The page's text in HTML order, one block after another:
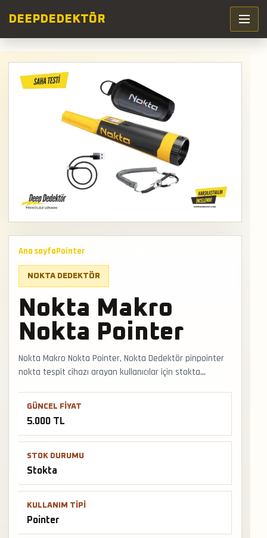
DEEP DEDEKTÖR
Ana sayfaPointer
NOKTA DEDEKTÖR
Nokta Makro
Nokta Pointer
Nokta Makro Nokta Pointer, Nokta Dedektör pinpointer
nokta tespit cihazı arayan kullanıcılar için stokta
netleştirmek, zaman kaybını azaltmak ve hedefi zarar
geneli kargo ve mağazadan teslimat desteğiyle satış ve
teslimat desteği hızlıca alınabilir.
GÜNCEL FIYAT
5.000 TL
STOK DURUMU
Stokta
KULLANIM TIPI
Pointer